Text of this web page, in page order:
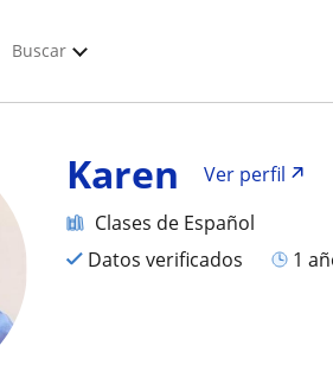
Buscar
Karen
Ver perfil
Clases de Español
Datos verificados
1